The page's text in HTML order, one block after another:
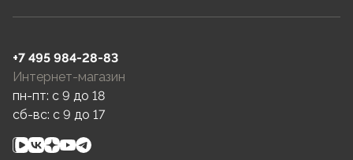
+7 495 984-28-83
Интернет-магазин
пн-пт: c 9 до 18
сб-вс: c 9 до 17